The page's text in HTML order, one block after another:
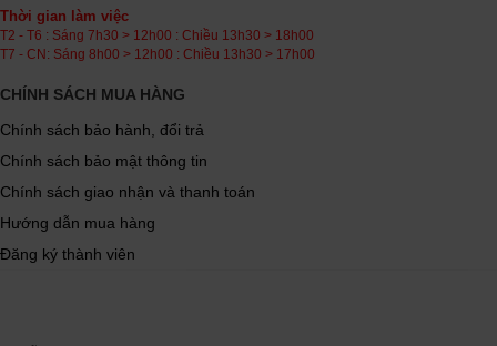
Thời gian làm việc
T2 - T6 : Sáng 7h30 > 12h00 : Chiều 13h30 > 18h00
T7 - CN: Sáng 8h00 > 12h00 : Chiều 13h30 > 17h00
CHÍNH SÁCH MUA HÀNG
Chính sách bảo hành, đổi trả
Chính sách bảo mật thông tin
Chính sách giao nhận và thanh toán
Hướng dẫn mua hàng
Đăng ký thành viên